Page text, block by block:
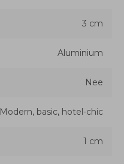
3 cm
Aluminium
Nee
Modern, basic, hotel-chic
1 cm